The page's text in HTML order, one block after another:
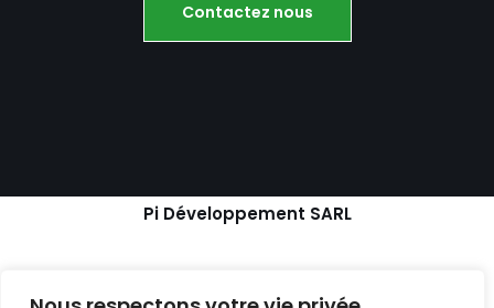
Contactez nous
Pi Développement SARL